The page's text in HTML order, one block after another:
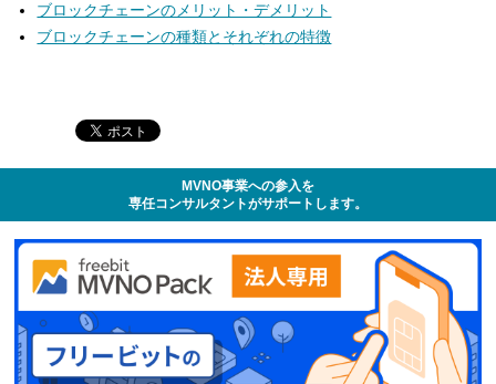
ブロックチェーンのメリット・デメリット
ブロックチェーンの種類とそれぞれの特徴
MVNO事業への参入を
専任コンサルタントがサポートします。